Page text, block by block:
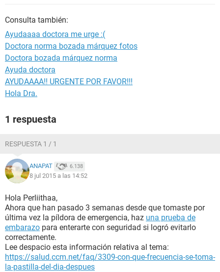
Consulta también:
Ayudaaaa doctora me urge :(
Doctora norma bozada márquez fotos
Doctora bozada márquez norma
Ayuda doctora
AYUDAAAA!! URGENTE POR FAVOR!!!
Hola Dra.
1 respuesta
RESPUESTA 1 / 1
ANAPAT 6.138
8 jul 2015 a las 14:52
Hola Perliithaa,
Ahora que han pasado 3 semanas desde que tomaste por
última vez la píldora de emergencia, haz una prueba de
embarazo para enterarte con seguridad si logró evitarlo
correctamente.
Lee despacio esta información relativa al tema:
https://salud.ccm.net/faq/3309-con-que-frecuencia-se-toma-
la-pastilla-del-dia-despues